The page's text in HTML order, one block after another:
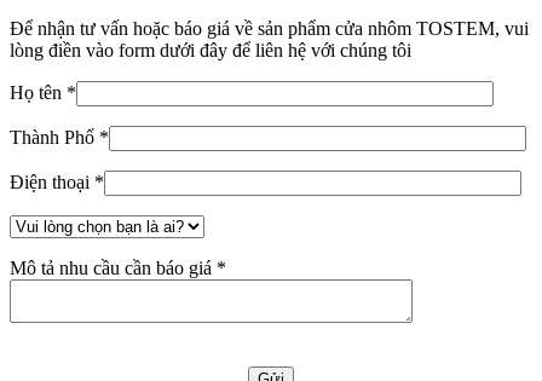
Để nhận tư vấn hoặc báo giá về sản phẩm cửa nhôm TOSTEM, vui
lòng điền vào form dưới đây để liên hệ với chúng tôi
Họ tên *
Thành Phố *
Điện thoại *
Mô tả nhu cầu cần báo giá *